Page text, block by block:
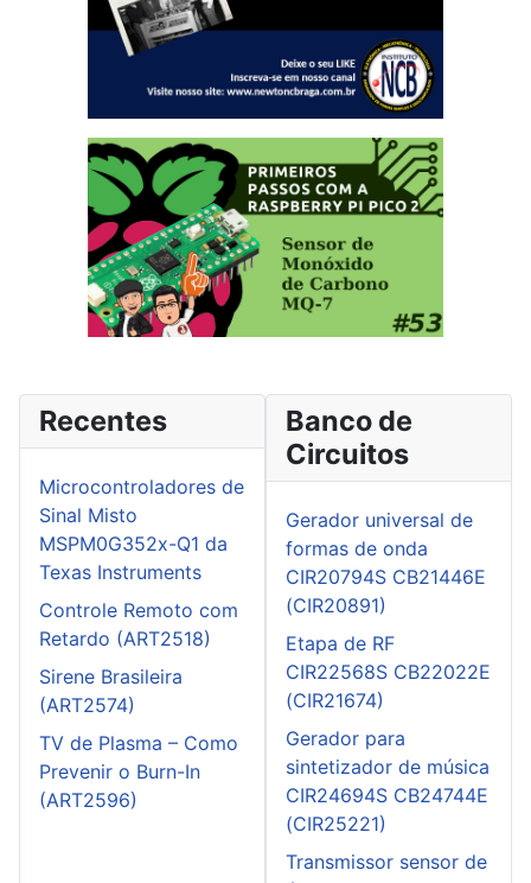
Recentes
Microcontroladores de
Sinal Misto
MSPM0G352x-Q1 da
Texas Instruments
Controle Remoto com
Retardo (ART2518)
Sirene Brasileira
(ART2574)
TV de Plasma – Como
Prevenir o Burn-In
(ART2596)
Banco de
Circuitos
Gerador universal de
formas de onda
CIR20794S CB21446E
(CIR20891)
Etapa de RF
CIR22568S CB22022E
(CIR21674)
Gerador para
sintetizador de música
CIR24694S CB24744E
(CIR25221)
Transmissor sensor de